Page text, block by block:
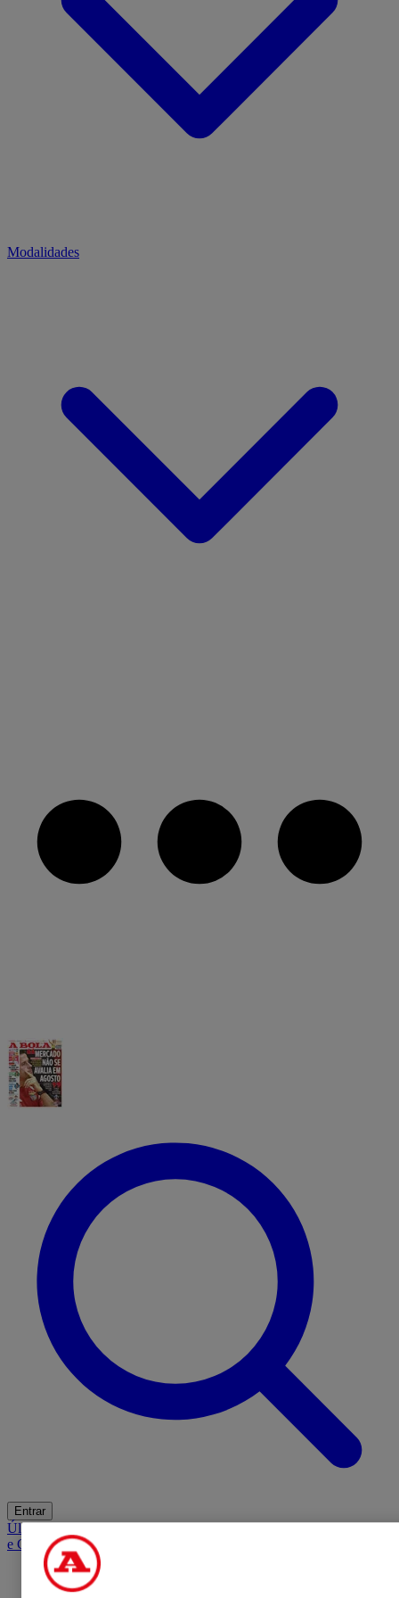
Modalidades
Entrar
ÚltimasMercadoOpiniãoiGaming HubA BOLA SUGEREBarba
e Cabelo